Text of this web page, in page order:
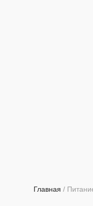
Главная /